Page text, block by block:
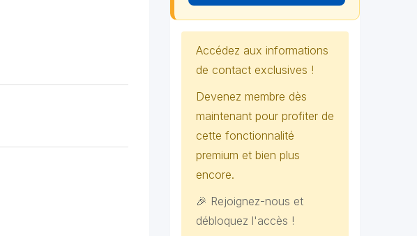
Accédez aux informations
de contact exclusives !
Devenez membre dès
maintenant pour profiter de
cette fonctionnalité
premium et bien plus
encore.
🎉 Rejoignez-nous et
débloquez l'accès !